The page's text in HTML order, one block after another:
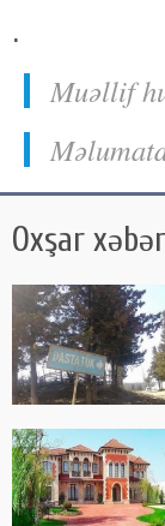
.
Muəllif
Oxşar